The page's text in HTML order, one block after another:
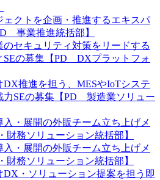
ェクトを企画・推進するエキスパ
事業推進統括部】
のセキュリティ対策をリードする
SEの募集【PD DXプラットフォ
DX推進を担う、MESやIoTシステ
力SEの募集【PD 製造業ソリュー
入・展開の外販チーム立ち上げメ
務ソリューション統括部】
入・展開の外販チーム立ち上げメ
務ソリューション統括部】
DX・ソリューション提案を担う即